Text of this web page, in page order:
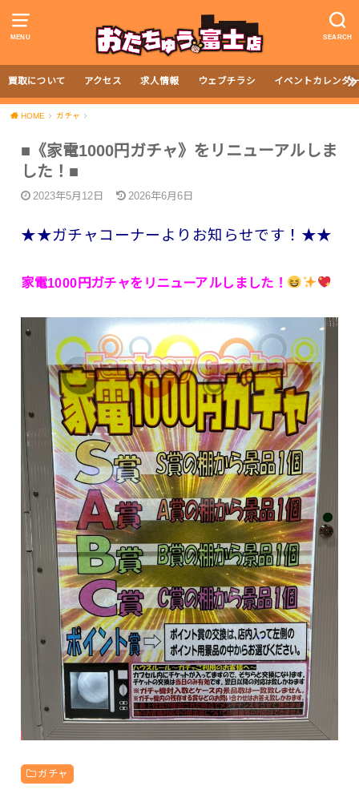
MENU SEARCH
買取について アクセス 求人情報 ウェブチラシ イベントカレンダ
HOME ガチャ
■《家電1000円ガチャ》をリニューアルしま
した！■
2023年5月12日 2026年6月6日
★★ガチャコーナーよりお知らせです！★★
家電1000円ガチャをリニューアルしました！
ガチャ